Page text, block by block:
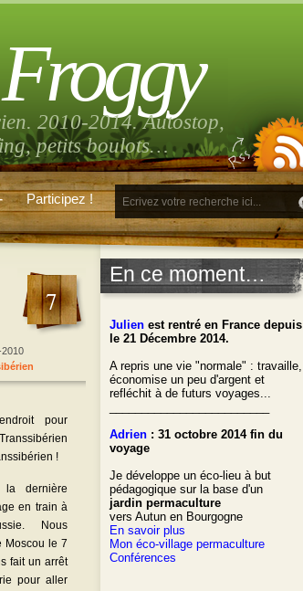
2010-2014. Autostop,
petits boulots…
Participez !
7
2010
pour
!
dernière
en train à
Nous
Moscou le 7
fait un arrêt
pour aller
En ce moment…
Julien est rentré en France depuis
le 21 Décembre 2014.
A repris une vie "normale" : travaille,
économise un peu d'argent et
refléchit à de futurs voyages...
Adrien : 31 octobre 2014 fin du
voyage
Je développe un éco-lieu à but
pédagogique sur la base d'un
jardin permaculture
vers Autun en Bourgogne
En savoir plus
Mon éco-village permaculture
Conférences